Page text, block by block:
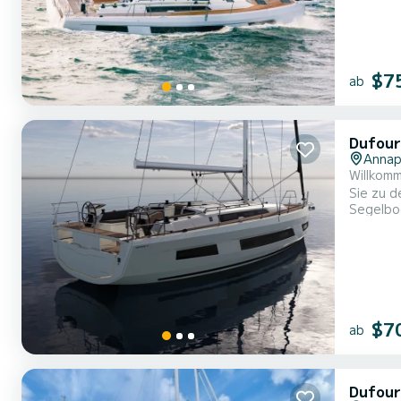
ab
Sie zu den
Länge
ab